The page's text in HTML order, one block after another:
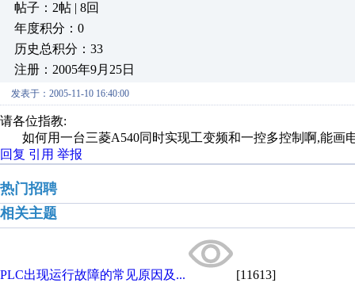
帖子：2帖 | 8回
年度积分：0
历史总积分：33
注册：2005年9月25日
发表于：2005-11-10 16:40:00
请各位指教:
如何用一台三菱A540同时实现工变频和一控多控制啊,能画
回复 引用 举报
热门招聘
相关主题
PLC出现运行故障的常见原因及... [11613]